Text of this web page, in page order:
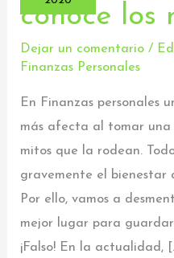
conoce los
Dejar un comentario /
Finanzas Personales
En Finanzas personales
más afecta al tomar una
mitos que la rodean.
gravemente el bienestar
Por ello, vamos a
mejor lugar para guardar
¡Falso! En la actualidad,
conoce
los
mitos